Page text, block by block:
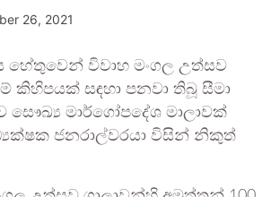
26, 2021
හේතුවෙන් විවාහ මංගල උත්සව
කිහිපයක් සඳහා පනවා තිබූ සීමා
මාර්ගෝපදේශ මාලාවක්
ජනරාල්වරයා විසින් නිකුත්